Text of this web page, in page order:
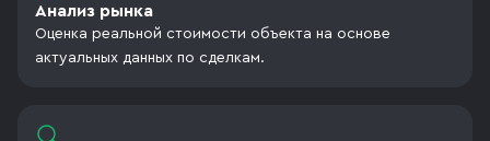
Анализ рынка
Оценка реальной стоимости объекта на основе
актуальных данных по сделкам.